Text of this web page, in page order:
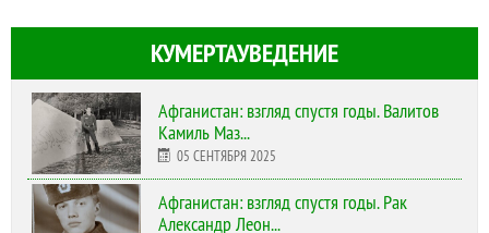
КУМЕРТАУВЕДЕНИЕ
Афганистан: взгляд спустя годы. Валитов
Камиль Маз...
05 СЕНТЯБРЯ 2025
Афганистан: взгляд спустя годы. Рак
Александр Леон...